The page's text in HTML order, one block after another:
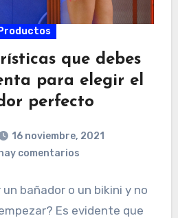
Productos
que debes
para elegir el
perfecto
16 noviembre, 2021
comentarios
bañador o un bikini y no
Es evidente que